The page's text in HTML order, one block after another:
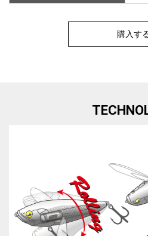
購入す